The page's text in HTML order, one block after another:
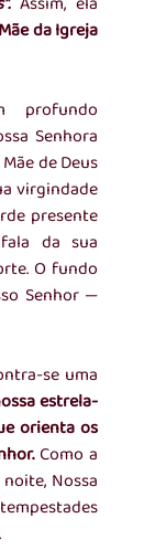
Mãe da Igreja
profundo
Senhora
de Deus
virgindade
presente
da sua
O fundo
Senhor —
estrela-
orienta os
Como a
Nossa